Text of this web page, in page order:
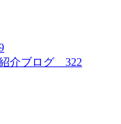
介ブログ 322